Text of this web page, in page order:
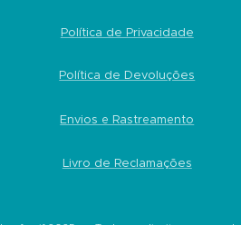
Política de Privacidade
Política de Devoluções
Envios e Rastreamento
Livro de Reclamações